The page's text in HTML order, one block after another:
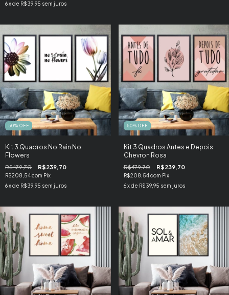
6x de R$39,95 sem juros
50% OFF
Kit 3 Quadros No Rain No
Flowers
R$479,70 R$239,70
R$208,54com Pix
6x de R$39,95 sem juros
50% OFF
Kit 3 Quadros Antes e Depois
Chevron Rosa
R$479,70 R$239,70
R$208,54com Pix
6 x de R$39,95 sem juros